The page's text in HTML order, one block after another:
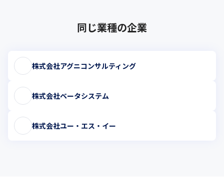
同じ業種の企業
株式会社アグニコンサルティング
株式会社ベータシステム
株式会社ユー・エス・イー